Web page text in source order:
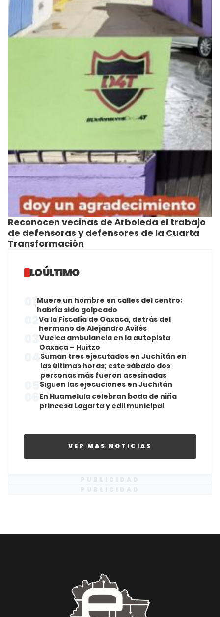
Reconocen vecinas de Arboleda el trabajo
de defensoras y defensores de la Cuarta
Transformación
LO ÚLTIMO
Muere un hombre en calles del centro;
habría sido golpeado
Va la Fiscalía de Oaxaca, detrás del
hermano de Alejandro Avilés
Vuelca ambulancia en la autopista
Oaxaca – Huitzo
Suman tres ejecutados en Juchitán en
las últimas horas; este sábado dos
personas más fueron asesinadas
Siguen las ejecuciones en Juchitán
En Huamelula celebran boda de niña
princesa Lagarta y edil municipal
VER MAS NOTICIAS